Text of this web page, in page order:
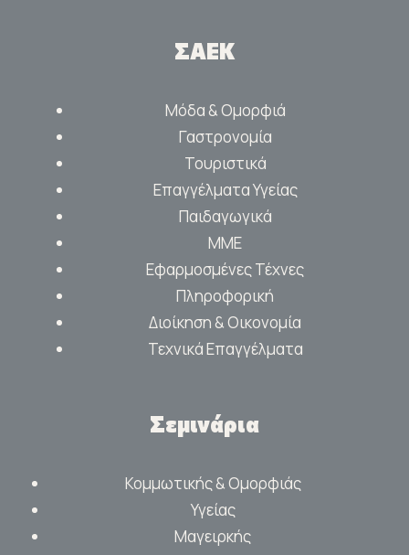
ΣΑΕΚ
Μόδα & Ομορφιά
Γαστρονομία
Τουριστικά
Επαγγέλματα Υγείας
Παιδαγωγικά
ΜΜΕ
Εφαρμοσμένες Τέχνες
Πληροφορική
Διοίκηση & Οικονομία
Τεχνικά Επαγγέλματα
Σεμινάρια
Κομμωτικής & Ομορφιάς
Υγείας
Μαγειρκής